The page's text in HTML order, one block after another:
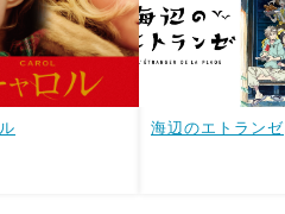
海辺のエトランゼ